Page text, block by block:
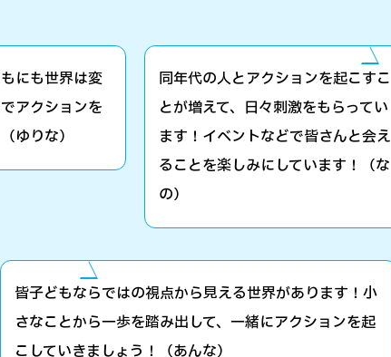
にも世界は変
アクションを
ゆりな）
同年代の人とアクションを起こすこ
とが増えて、日々刺激をもらってい
ます！イベントなどで皆さんと会え
ることを楽しみにしています！（な
の）
皆子どもならではの視点から見える世界があります！小
さなことから一歩を踏み出して、一緒にアクションを起
こしていきましょう！（あんな）